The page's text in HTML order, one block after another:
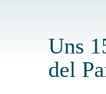
Uns
del